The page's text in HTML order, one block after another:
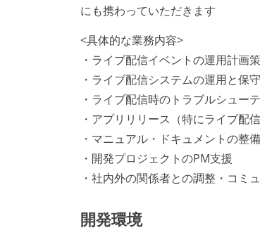
にも携わっていただきます
<具体的な業務内容>
・ライブ配信イベントの運用計画
・ライブ配信システムの運用と保守
・ライブ配信時のトラブルシュー
・アプリリリース（特にライブ配
・マニュアル・ドキュメントの整
・開発プロジェクトのPM支援
・社内外の関係者との調整・コミ
開発環境